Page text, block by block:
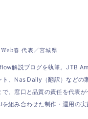
春 代表／宮城県
解説ブログを執筆。JTB
ト、Nas Daily（翻訳）などの
、窓口と品質の責任を代表が
組み合わせた制作・運用の実